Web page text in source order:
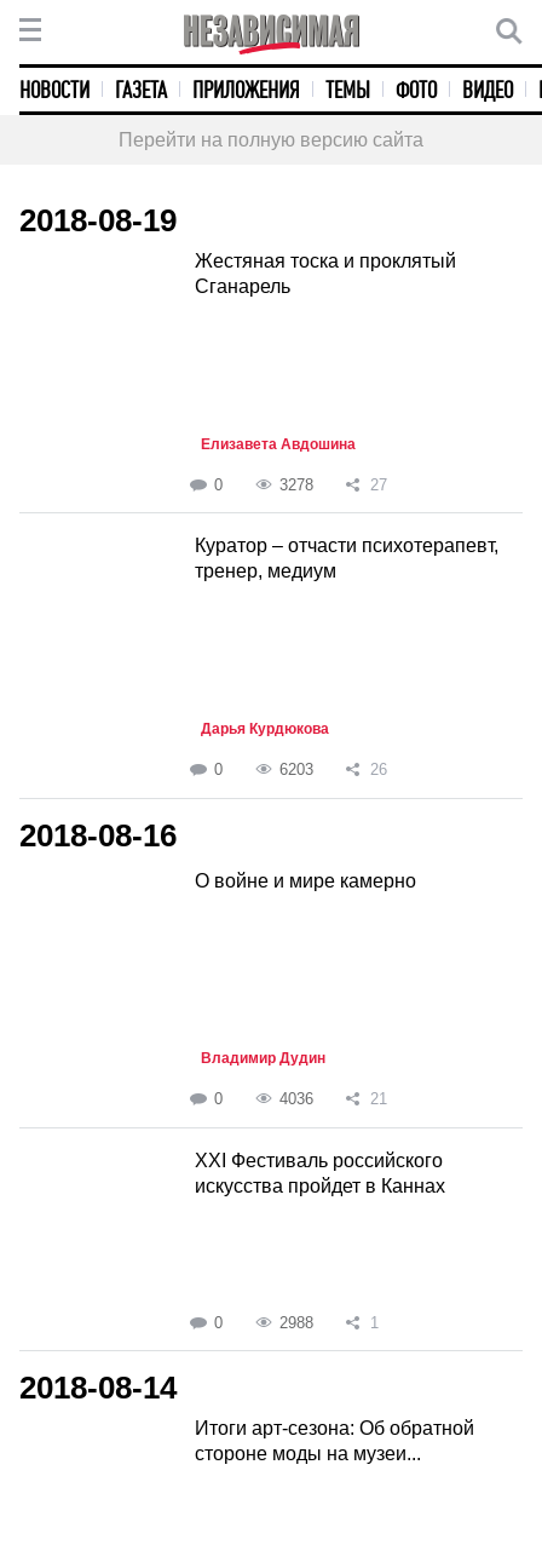
НОВОСТИ ГАЗЕТА ПРИЛОЖЕНИЯ ТЕМЫ ФОТО ВИДЕО
Перейти на полную версию сайта
2018-08-19
Жестяная тоска и проклятый
Сганарель
Елизавета Авдошина
0 3278 27
Куратор – отчасти психотерапевт,
тренер, медиум
Дарья Курдюкова
0 6203 26
2018-08-16
О войне и мире камерно
Владимир Дудин
0 4036 21
XXI Фестиваль российского
искусства пройдет в Каннах
0 2988 1
2018-08-14
Итоги арт-сезона: Об обратной
стороне моды на музеи...